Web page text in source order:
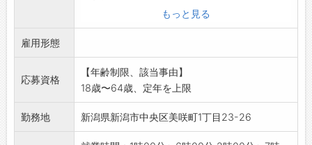
・手作業での仕分業務になります。荷物の重さ
は1個当たり
・台車やパレットを使用しながら、エリア・納
品先ごとに仕分
作業を行います。
※勤務曜日、勤務時間は相談に応じます。
※先輩社員が丁寧にお教えしますので、安心し
もっと見る
雇用形態
応募資格
【年齢制限、該当事由】
18歳〜64歳、定年を上限
勤務地 新潟県新潟市中央区美咲町1丁目23-26